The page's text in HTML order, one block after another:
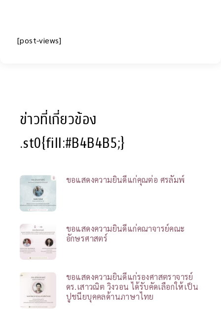
[post-views]
ข่าวที่เกี่ยวข้อง
.st0{fill:#B4B4B5;}
ขอแสดงความยินดีแก่คุณต่อ ศรลัมพ์
ขอแสดงความยินดีแก่คณาจารย์คณะ
อักษรศาสตร์
ขอแสดงความยินดีแก่รองศาสตราจารย์
ดร.เสาวณิต วิงวอน ได้รับคัดเลือกให้เป็น
ปูชนียบุคคลด้านภาษาไทย